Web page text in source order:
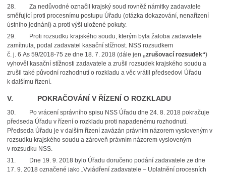
28.
Za nedůvodné označil krajský soud rovněž námitky zadavatele
směřující proti procesnímu postupu Úřadu (otázka dokazování, nenařízení
ústního jednání) a proti výši uložené pokuty.
29.
Proti rozsudku krajského soudu, kterým byla žaloba zadavatele
zamítnuta, podal zadavatel kasační stížnost. NSS rozsudkem
č. j. 6 As 59/2018-75 ze dne 18. 7. 2018 (dále jen „zrušovací rozsudek“)
vyhověl kasační stížnosti zadavatele a zrušil rozsudek krajského soudu a
zrušil také původní rozhodnutí o rozkladu a věc vrátil předsedovi Úřadu
k dalšímu řízení.
V. POKRAČOVÁNÍ V ŘÍZENÍ O ROZKLADU
30.
Po vrácení správního spisu NSS Úřadu dne 24. 8. 2018 pokračuje
předseda Úřadu v řízení o rozkladu proti napadenému rozhodnutí.
Předseda Úřadu je v dalším řízení zavázán právním názorem vysloveným v
rozsudku krajského soudu a zároveň právním názorem vysloveným
v rozsudku NSS.
31.
Dne 19. 9. 2018 bylo Úřadu doručeno podání zadavatele ze dne
17. 9. 2018 označené jako „Vyjádření zadavatele – Uplatnění procesních